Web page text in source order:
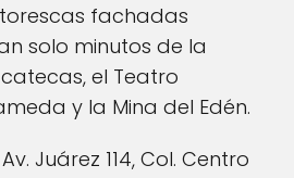
fachadas
solo minutos de la
el Teatro
y la Mina del Edén.
Av. Juárez 114, Col. Centro